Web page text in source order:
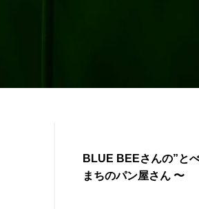
BLUE BEEさんの”と
まちのパン屋さん 〜